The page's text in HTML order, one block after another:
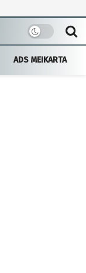
ADS MEIKARTA